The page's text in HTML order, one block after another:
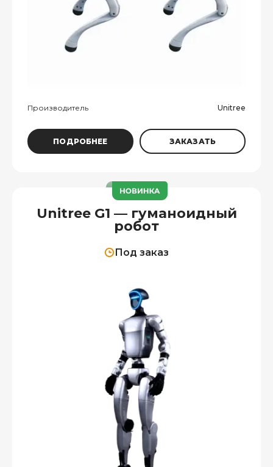
Производитель Unitree
ПОДРОБНЕЕ ЗАКАЗАТЬ
Unitree G1 — гуманоидный
робот
Под заказ